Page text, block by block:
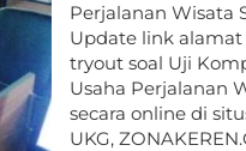
Perjalanan Wisata
Update link
tryout soal Uji
Usaha Perjalanan
secara online di
UKG,